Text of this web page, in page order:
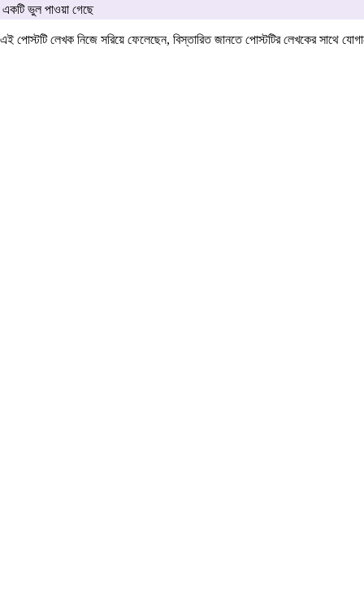
একটি ভুল পাওয়া গেছে
এই পোস্টটি লেখক নিজে সরিয়ে ফেলেছেন, বিস্তারিত জানতে পোস্টটির লেখকের সাথে